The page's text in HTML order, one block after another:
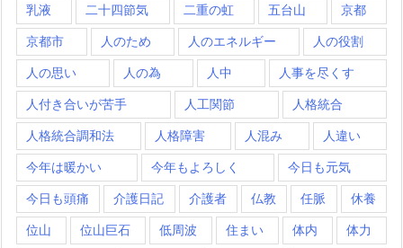
乳液 二十四節気 二重の虹 五台山 京都
京都市 人のため 人のエネルギー 人の役割
人の思い 人の為 人中 人事を尽くす
人付き合いが苦手 人工関節 人格統合
人格統合調和法 人格障害 人混み 人違い
今年は暖かい 今年もよろしく 今日も元気
今日も頭痛 介護日記 介護者 仏教 任脈 休養
位山 位山巨石 低周波 住まい 体内 体力